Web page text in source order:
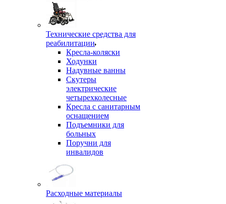
Технические средства для
реабилитации
Кресла-коляски
Ходунки
Надувные ванны
Скутеры
электрические
четырехколесные
Кресла с санитарным
оснащением
Подъемники для
больных
Поручни для
инвалидов
Расходные материалы